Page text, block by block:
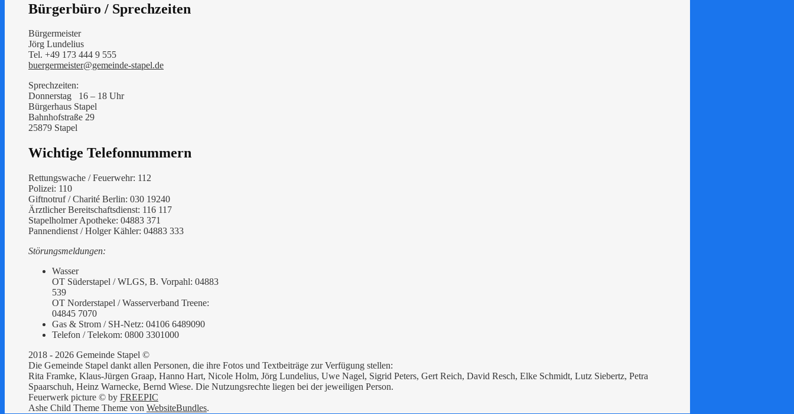
Bürgerbüro / Sprechzeiten
Bürgermeister
Jörg Lundelius
Tel. +49 173 444 9 555
buergermeister@gemeinde-stapel.de
Sprechzeiten:
Donnerstag 16 – 18 Uhr
Bürgerhaus Stapel
Bahnhofstraße 29
25879 Stapel
Wichtige Telefonnummern
Rettungswache / Feuerwehr: 112
Polizei: 110
Giftnotruf / Charité Berlin: 030 19240
Ärztlicher Bereitschaftsdienst: 116 117
Stapelholmer Apotheke: 04883 371
Pannendienst / Holger Kähler: 04883 333
Störungsmeldungen:
Wasser
OT Süderstapel / WLGS, B. Vorpahl: 04883
539
OT Norderstapel / Wasserverband Treene:
04845 7070
Gas & Strom / SH-Netz: 04106 6489090
Telefon / Telekom: 0800 3301000
2018 - 2026 Gemeinde Stapel ©
Die Gemeinde Stapel dankt allen Personen, die ihre Fotos und Textbeiträge zur Verfügung stellen:
Rita Framke, Klaus-Jürgen Graap, Hanno Hart, Nicole Holm, Jörg Lundelius, Uwe Nagel, Sigrid Peters, Gert Reich, David Resch, Elke Schmidt, Lutz Siebertz, Petra
Spaarschuh, Heinz Warnecke, Bernd Wiese. Die Nutzungsrechte liegen bei der jeweiligen Person.
Feuerwerk picture © by FREEPIC
Ashe Child Theme Theme von WebsiteBundles.